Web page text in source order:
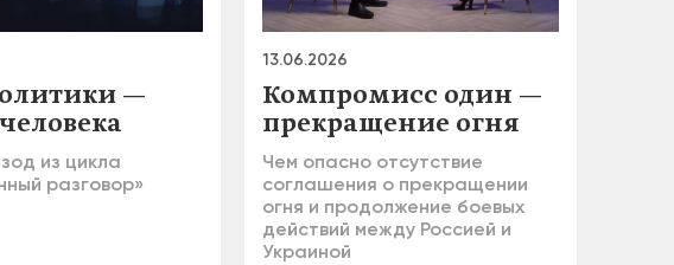
—
из цикла
разговор»
13.06.2026
Компромисс один —
прекращение огня
Чем опасно отсутствие
соглашения о прекращении
огня и продолжение боевых
действий между Россией и
Украиной